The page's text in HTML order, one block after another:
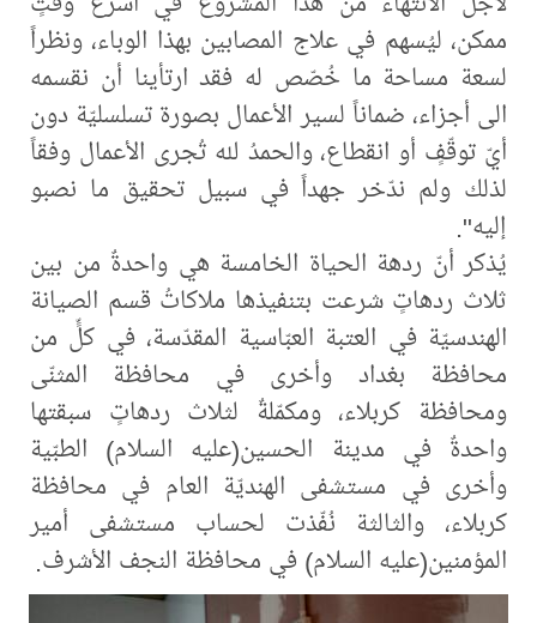
ممكن، ليُسهم في علاج المصابين بهذا الوباء، ونظراً
لسعة مساحة ما خُصّص له فقد ارتأينا أن نقسمه
الى أجزاء، ضماناً لسير الأعمال بصورة تسلسليّة دون
أيّ توقّفٍ أو انقطاع، والحمدُ لله تُجرى الأعمال وفقاً
لذلك ولم ندّخر جهداً في سبيل تحقيق ما نصبو
إليه".
يُذكر أنّ ردهة الحياة الخامسة هي واحدةٌ من بين
ثلاث ردهاتٍ شرعت بتنفيذها ملاكاتُ قسم الصيانة
الهندسيّة في العتبة العبّاسية المقدّسة، في كلٍّ من
محافظة بغداد وأخرى في محافظة المثنّى
ومحافظة كربلاء، ومكمّلةٌ لثلاث ردهاتٍ سبقتها
واحدةٌ في مدينة الحسين(عليه السلام) الطبّية
وأخرى في مستشفى الهنديّة العام في محافظة
كربلاء، والثالثة نُفّذت لحساب مستشفى أمير
المؤمنين(عليه السلام) في محافظة النجف الأشرف.